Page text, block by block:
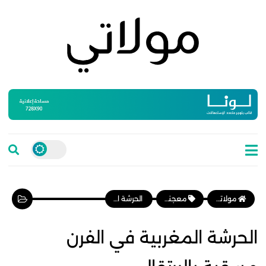
مولاتي موقع نسائي مغربي يهتم بالمرأة المغربية، وأخبار الأسرة و المجتمع معجنات وفطائر الحرشة المغربية في الفرن مسقية بالبرتقال
الحرشة المغربية في الفرن